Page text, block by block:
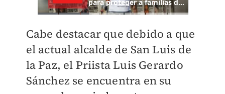
Cabe destacar que debido a que
el actual alcalde de San Luis de
la Paz, el Priista Luis Gerardo
Sánchez se encuentra en su